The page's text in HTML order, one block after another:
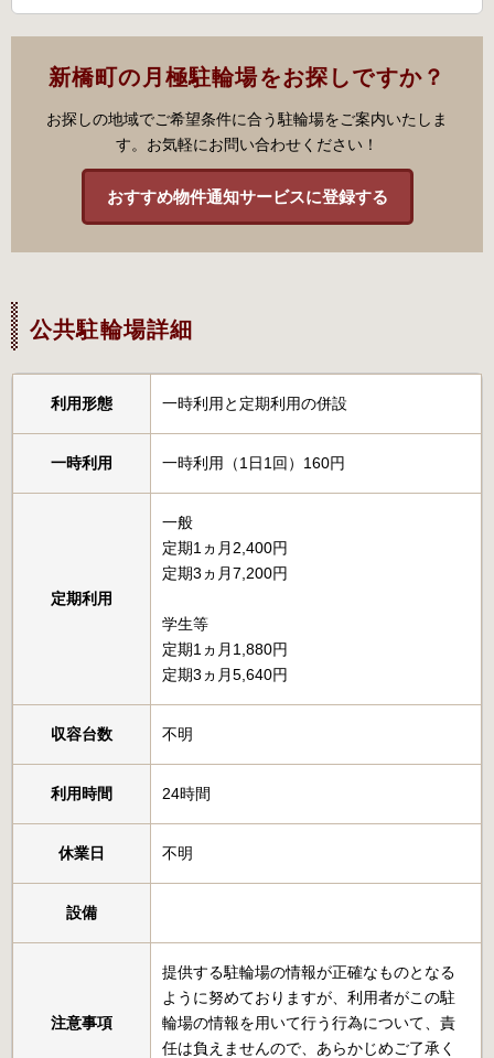
新橋町の月極駐輪場をお探しですか？
お探しの地域でご希望条件に合う駐輪場をご案内いたしま
す。お気軽にお問い合わせください！
おすすめ物件通知サービスに登録する
公共駐輪場詳細
利用形態 一時利用と定期利用の併設
一時利用 一時利用（1日1回）160円
定期利用
一般
定期1ヵ月2,400円
定期3ヵ月7,200円
学生等
定期1ヵ月1,880円
定期3ヵ月5,640円
収容台数 不明
利用時間 24時間
休業日 不明
設備
注意事項
提供する駐輪場の情報が正確なものとなる
ように努めておりますが、利用者がこの駐
輪場の情報を用いて行う行為について、責
任は負えませんので、あらかじめご了承く